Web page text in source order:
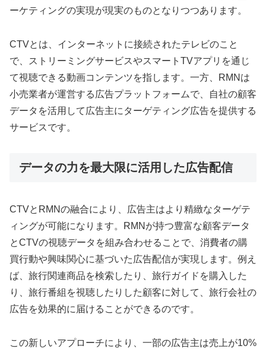
ーケティングの実現が現実のものとなりつつあります。
CTVとは、インターネットに接続されたテレビのこと
で、ストリーミングサービスやスマートTVアプリを通じ
て視聴できる動画コンテンツを指します。一方、RMNは
小売業者が運営する広告プラットフォームで、自社の顧客
データを活用して広告主にターゲティング広告を提供する
サービスです。
データの力を最大限に活用した広告配信
CTVとRMNの融合により、広告主はより精緻なターゲテ
ィングが可能になります。RMNが持つ豊富な顧客データ
とCTVの視聴データを組み合わせることで、消費者の購
買行動や興味関心に基づいた広告配信が実現します。例え
ば、旅行関連商品を検索したり、旅行ガイドを購入した
り、旅行番組を視聴したりした顧客に対して、旅行会社の
広告を効果的に届けることができるのです。
この新しいアプローチにより、一部の広告主は売上が10%